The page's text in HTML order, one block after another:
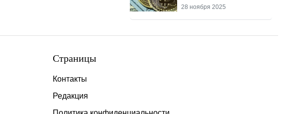
28 ноября 2025
Страницы
Контакты
Редакция